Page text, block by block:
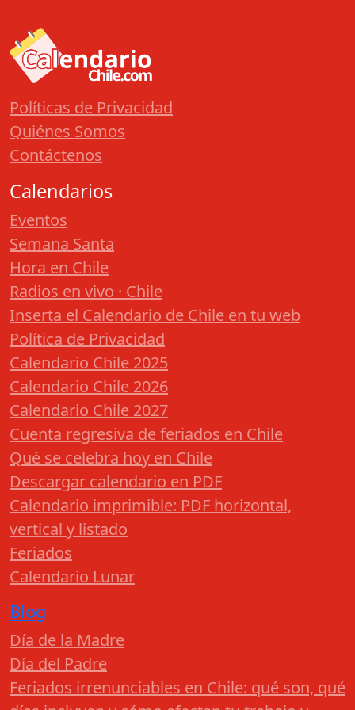
Políticas de Privacidad
Quiénes Somos
Contáctenos
Calendarios
Eventos
Semana Santa
Hora en Chile
Radios en vivo · Chile
Inserta el Calendario de Chile en tu web
Política de Privacidad
Calendario Chile 2025
Calendario Chile 2026
Calendario Chile 2027
Cuenta regresiva de feriados en Chile
Qué se celebra hoy en Chile
Descargar calendario en PDF
Calendario imprimible: PDF horizontal,
vertical y listado
Feriados
Calendario Lunar
Blog
Día de la Madre
Día del Padre
Feriados irrenunciables en Chile: qué son, qué